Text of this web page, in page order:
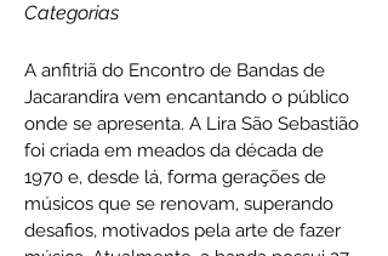
Categorias
A anfitriã do Encontro de Bandas de
Jacarandira vem encantando o público
onde se apresenta. A Lira São Sebastião
foi criada em meados da década de
1970 e, desde lá, forma gerações de
músicos que se renovam, superando
desafios, motivados pela arte de fazer